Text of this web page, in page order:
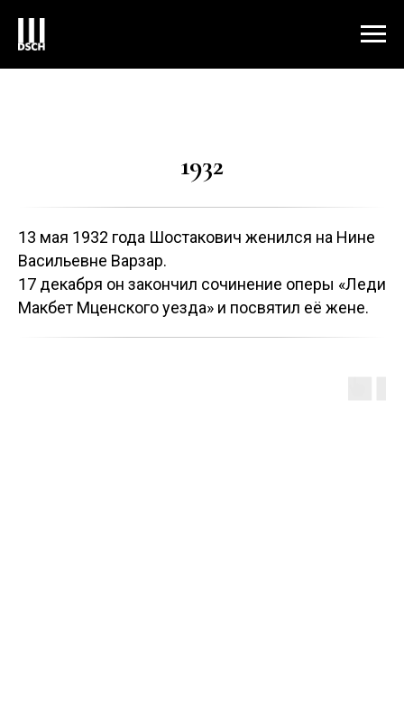
1932
13 мая 1932 года Шостакович женился на Нине
Васильевне Варзар.
17 декабря он закончил сочинение оперы «Леди
Макбет Мценского уезда» и посвятил её жене.